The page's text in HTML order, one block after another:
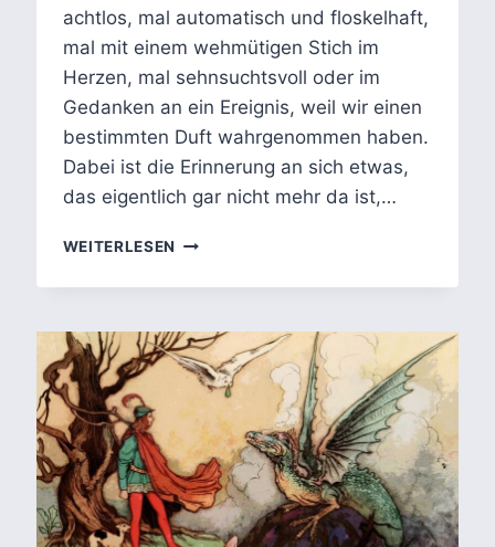
achtlos, mal automatisch und floskelhaft,
mal mit einem wehmütigen Stich im
Herzen, mal sehnsuchtsvoll oder im
Gedanken an ein Ereignis, weil wir einen
bestimmten Duft wahrgenommen haben.
Dabei ist die Erinnerung an sich etwas,
das eigentlich gar nicht mehr da ist,…
WEITERLESEN JOE
I
EINE
LITERARISCHE
ERINNERUNGSMASCHINE